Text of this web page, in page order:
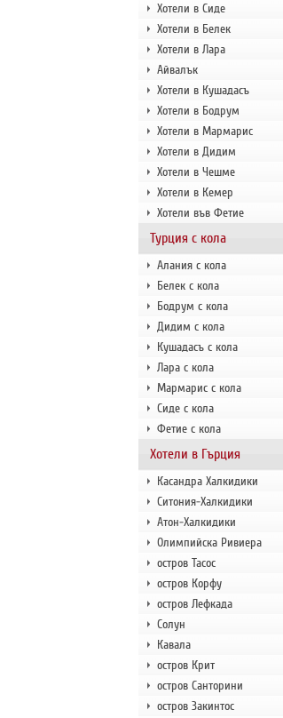
Хотели в Сиде
Хотели в Белек
Хотели в Лара
Айвалък
Хотели в Кушадасъ
Хотели в Бодрум
Хотели в Мармарис
Хотели в Дидим
Хотели в Чешме
Хотели в Кемер
Хотели във Фетие
Турция с кола
Алания с кола
Белек с кола
Бодрум с кола
Дидим с кола
Кушадасъ с кола
Лара с кола
Мармарис с кола
Сиде с кола
Фетие с кола
Хотели в Гърция
Касандра Халкидики
Ситония-Халкидики
Атон-Халкидики
Олимпийска Ривиера
остров Тасос
остров Корфу
остров Лефкада
Солун
Кавала
остров Крит
остров Санторини
остров Закинтос